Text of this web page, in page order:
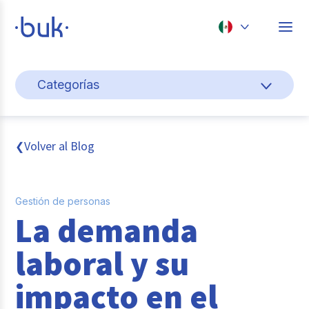
Perú
Categorías
Gestión de personas
Cultura y bienestar laboral
Transformación digital
Tendencias y data
Novedades
Entrevistas con expertos
❮Volver al Blog
Gestión de personas
La demanda
laboral y su
impacto en el